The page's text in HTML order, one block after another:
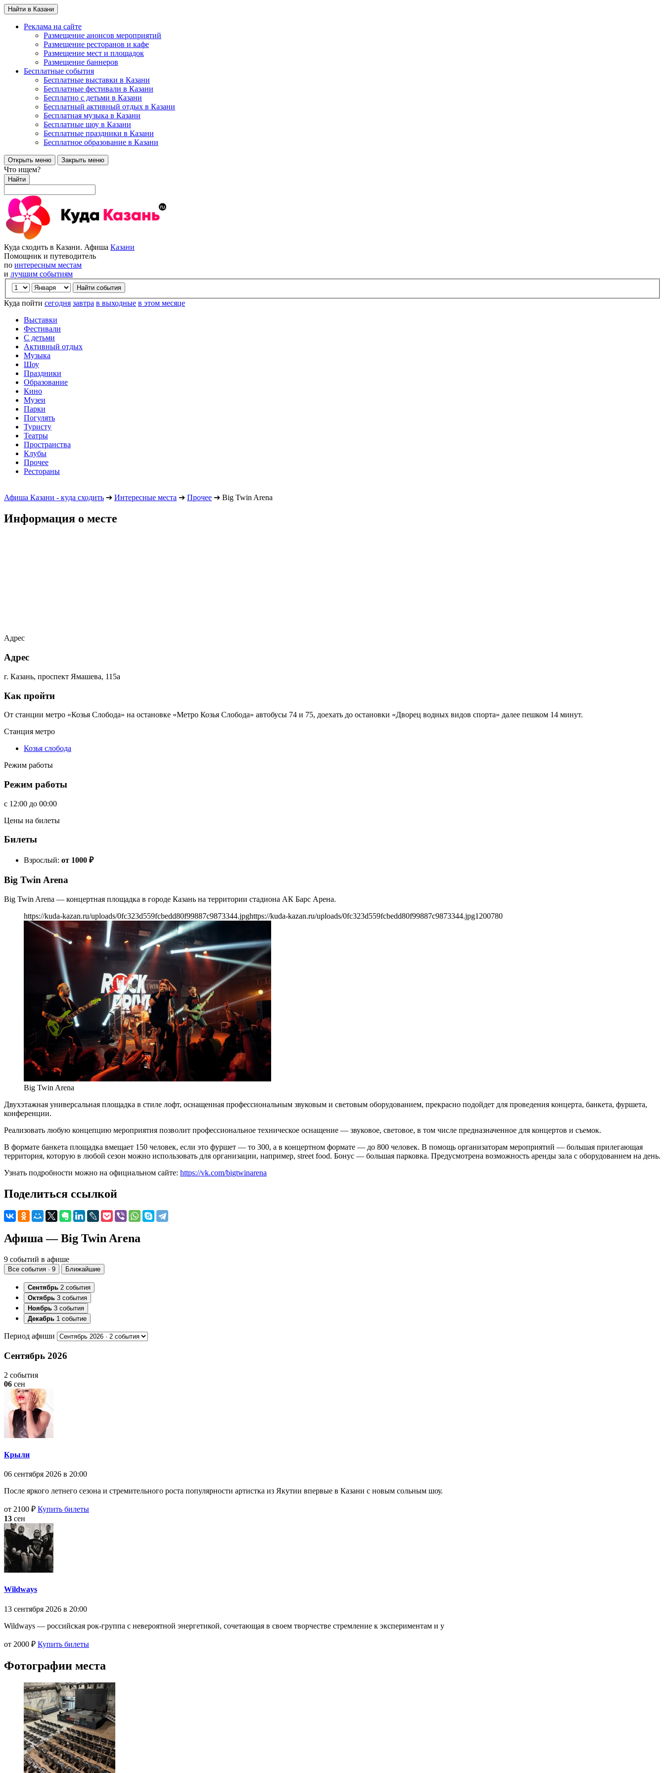
Найти в Казани
Реклама на сайте
Размещение анонсов мероприятий
Размещение ресторанов и кафе
Размещение мест и площадок
Размещение баннеров
Бесплатные события
Бесплатные выставки в Казани
Бесплатные фестивали в Казани
Бесплатно с детьми в Казани
Бесплатный активный отдых в Казани
Бесплатная музыка в Казани
Бесплатные шоу в Казани
Бесплатные праздники в Казани
Бесплатное образование в Казани
Открыть меню Закрыть меню
Что ищем?
Найти
Куда сходить в Казани. Афиша Казани
Помощник и путеводитель
по интересным местам
и лучшим событиям
Куда пойти сегодня завтра в выходные в этом месяце
Выставки
Фестивали
С детьми
Активный отдых
Музыка
Шоу
Праздники
Образование
Кино
Музеи
Парки
Погулять
Туристу
Театры
Пространства
Клубы
Прочее
Рестораны
Афиша Казани - куда сходить ➔ Интересные места ➔ Прочее ➔ Big Twin Arena
Информация о месте
Адрес
Адрес
г. Казань, проспект Ямашева, 115а
Как пройти
От станции метро «Козья Слобода» на остановке «Метро Козья Слобода» автобусы 74 и 75, доехать до остановки «Дворец водных видов спорта» далее пешком 14 минут.
Станция метро
Козья слобода
Режим работы
Режим работы
c 12:00 до 00:00
Цены на билеты
Билеты
Взрослый: от 1000 ₽
Big Twin Arena
Big Twin Arena — концертная площадка в городе Казань на территории стадиона АК Барс Арена.
https://kuda-kazan.ru/uploads/0fc323d559fcbedd80f99887c9873344.jpghttps://kuda-kazan.ru/uploads/0fc323d559fcbedd80f99887c9873344.jpg1200780
Big Twin Arena
Двухэтажная универсальная площадка в стиле лофт, оснащенная профессиональным звуковым и световым оборудованием, прекрасно подойдет для проведения концерта, банкета, фуршета,
конференции.
Реализовать любую концепцию мероприятия позволит профессиональное техническое оснащение — звуковое, световое, в том числе предназначенное для концертов и съемок.
В формате банкета площадка вмещает 150 человек, если это фуршет — то 300, а в концертном формате — до 800 человек. В помощь организаторам мероприятий — большая прилегающая
территория, которую в любой сезон можно использовать для организации, например, street food. Бонус — большая парковка. Предусмотрена возможность аренды зала с оборудованием на день.
Узнать подробности можно на официальном сайте: https://vk.com/bigtwinarena
Поделиться ссылкой
Афиша — Big Twin Arena
9 событий в афише
Все события · 9 Ближайшие
Сентябрь 2 события
Октябрь 3 события
Ноябрь 3 события
Декабрь 1 событие
Период афиши
Сентябрь 2026
2 события
06 сен
Крыли
06 сентября 2026 в 20:00
После яркого летнего сезона и стремительного роста популярности артистка из Якутии впервые в Казани с новым сольным шоу.
от 2100 ₽ Купить билеты
13 сен
Wildways
13 сентября 2026 в 20:00
Wildways — российская рок-группа с невероятной энергетикой, сочетающая в своем творчестве стремление к экспериментам и у
от 2000 ₽ Купить билеты
Фотографии места